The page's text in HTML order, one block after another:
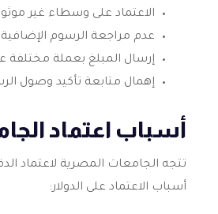
الاعتماد على وسطاء غير
عدم مراجعة الرسوم الإضافية
إرسال المبلغ بعملة مختلفة
إهمال متابعة تأكيد وصول
أسباب اعتماد
تتجه الجامعات المصرية لاعتماد
أسباب الاعتماد على الدولار: